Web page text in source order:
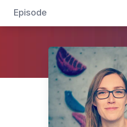
Episode